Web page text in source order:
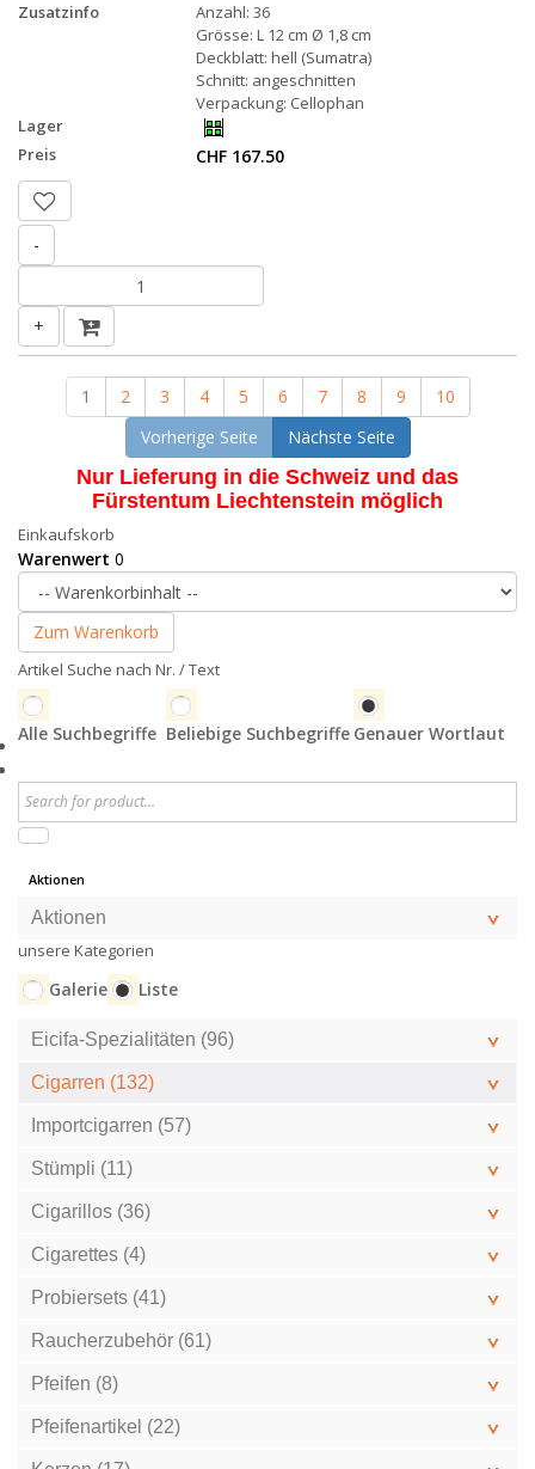
Zusatzinfo
Anzahl: 36
Grösse: L 12 cm Ø 1,8 cm
Deckblatt: hell (Sumatra)
Schnitt: angeschnitten
Verpackung: Cellophan
Lager
Preis
CHF 167.50
-
+
1 2 3 4 5 6 7 8 9
10
Vorherige Seite
Nächste Seite
Nur Lieferung in die Schweiz und das
Fürstentum Liechtenstein möglich
Einkaufskorb
Warenwert 0
Zum Warenkorb
Artikel Suche nach Nr. / Text
Alle Suchbegriffe Beliebige Suchbegriffe Genauer Wortlaut
Aktionen
Aktionen
unsere Kategorien
Galerie Liste
Eicifa-Spezialitäten (96)
Cigarren (132)
Importcigarren (57)
Stümpli (11)
Cigarillos (36)
Cigarettes (4)
Probiersets (41)
Raucherzubehör (61)
Pfeifen (8)
Pfeifenartikel (22)